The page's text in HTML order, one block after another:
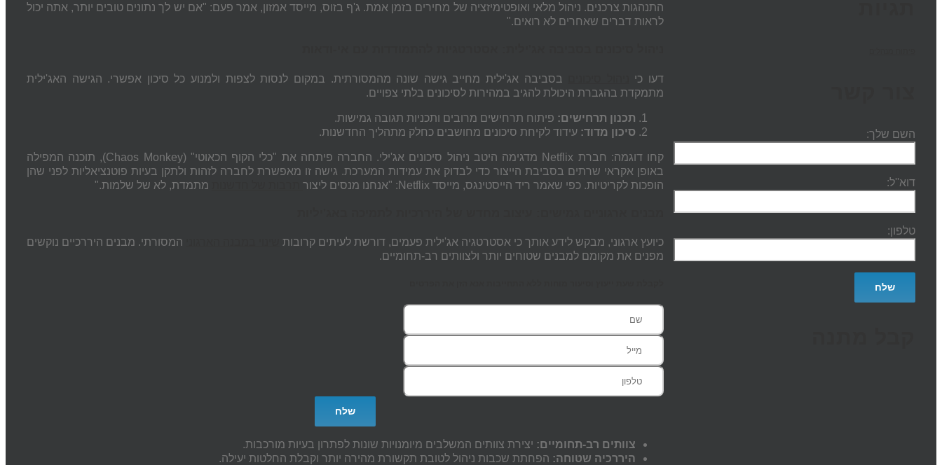
התנהגות צרכנים. ניהול מלאי ואופטימיזציה של מחירים בזמן אמת. ג'ף בזוס, מייסד אמזון, אמר פעם: "אם יש לך נתונים טובים יותר, אתה יכול
לראות דברים שאחרים לא רואים."
דעו כי
בסביבה אג'ילית מחייב גישה שונה מהמסורתית. במקום לנסות לצפות ולמנוע כל סיכון אפשרי. הגישה האג'ילית
מתמקדת בהגברת היכולת להגיב במהירות לסיכונים בלתי צפויים.
תכנון תרחישים: פיתוח תרחישים מרובים ותכניות תגובה גמישות.
סיכון מדוד: עידוד לקיחת סיכונים מחושבים כחלק מתהליך החדשנות.
קחו דוגמה: חברת Netflix מדגימה היטב ניהול סיכונים אג'ילי. החברה פיתחה את "כלי הקוף הכאוטי" (Chaos Monkey), תוכנה המפילה
באופן אקראי שרתים בסביבת הייצור כדי לבדוק את עמידות המערכת. גישה זו מאפשרת לחברה לזהות ולתקן בעיות פוטנציאליות לפני שהן
הופכות לקריטיות. כפי שאמר ריד הייסטינגס, מייסד Netflix: "אנחנו מנסים ליצור
תרבות של חדשנות מתמדת, לא של שלמות."
כיועץ ארגוני, מבקש לידע אותך כי אסטרטגיה אג'ילית פעמים, דורשת לעיתים קרובות
המסורתי. מבנים היררכיים נוקשים
מפנים את מקומם למבנים שטוחים יותר ולצוותים רב-תחומיים.
צוותים רב-תחומיים: יצירת צוותים המשלבים מיומנויות שונות לפתרון בעיות מורכבות.
היררכיה שטוחה: הפחתת שכבות ניהול לטובת תקשורת מהירה יותר וקבלת החלטות יעילה.
השם שלך:
דוא''ל:
טלפון: